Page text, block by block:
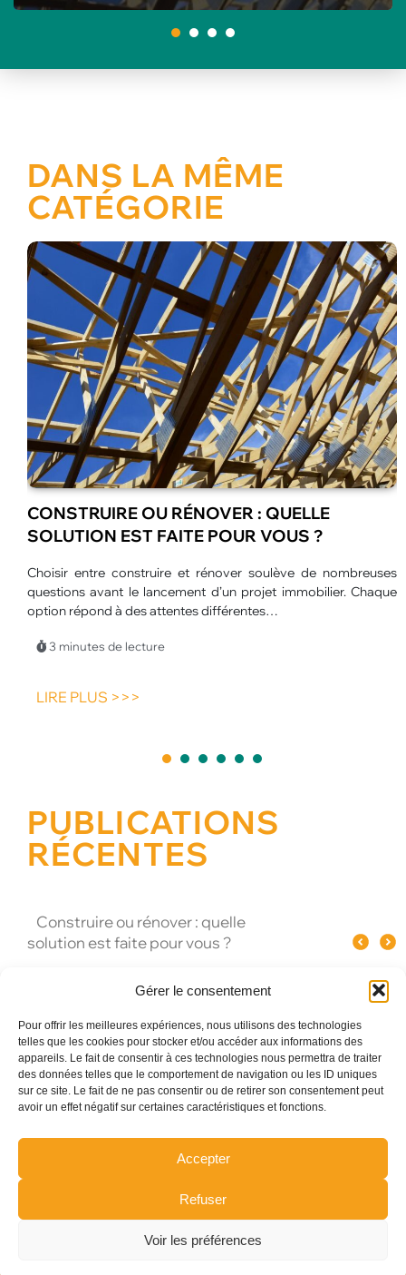
Gérer le consentement
Pour offrir les meilleures expériences, nous utilisons des technologies
telles que les cookies pour stocker et/ou accéder aux informations des
appareils. Le fait de consentir à ces technologies nous permettra de traiter
des données telles que le comportement de navigation ou les ID uniques
sur ce site. Le fait de ne pas consentir ou de retirer son consentement peut
avoir un effet négatif sur certaines caractéristiques et fonctions.
Accepter
Refuser
Voir les préférences
DANS LA MÊME
CATÉGORIE
Chaque
LES MEILLEURES ANIMATIONS POUR
CENTRES DE LOISIRS EN ÉTÉ
L’été transforme les centres de loisirs en véritables
d’aventure. Les enfants profitent de journées plus
d’un large choix d’activités.…
3 minutes de lecture
LIRE PLUS >>>
PUBLICATIONS
RÉCENTES
Les mei
Quel spectacle original pour un
événement d’entreprise à Paris ?
Pourquoi le verre influence le goût
du champagne ?